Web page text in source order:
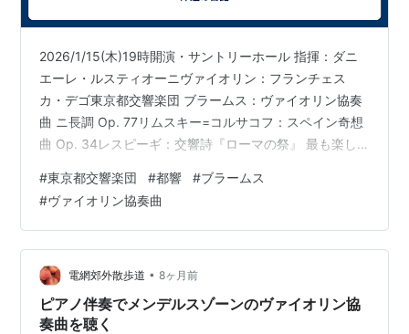
2026/1/15(木)19時開演・サントリーホール 指揮：ダニ
エーレ・ルスティオーニヴァイオリン：フランチェス
カ・デゴ東京都交響楽団 ブラームス：ヴァイオリン協奏
曲 ニ長調 Op. 77リムスキー=コルサコフ：スペイン奇想
曲 Op. 34レスピーギ：交響詩『ローマの祭』 最も楽し
じられず期待はずれだった。技量としては素晴らしいも
のがあるのだろうが、情熱がない(もしくはないように見
える)と伝わらないものだなと思った。 後半の2曲は華や
かな曲に合わせてなのか、ルスティオーニが必要以上に
大げさに指揮しているように見えて、興ざめだった。そ
もそも自分に…
#東京都交響楽団 #都響 #ブラームス
#ヴァイオリン協奏曲
電網郊外散歩道 • 8ヶ月前
ピアノ伴奏でメンデルスゾーンのヴァイオリン協
奏曲を聴く